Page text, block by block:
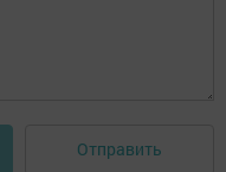
Отправить